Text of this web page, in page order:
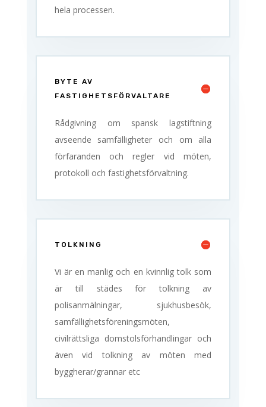
hela processen.
BYTE AV
FASTIGHETSFÖRVALTARE
Rådgivning om spansk lagstiftning
avseende samfälligheter och om alla
förfaranden och regler vid möten,
protokoll och fastighetsförvaltning.
TOLKNING
Vi är en manlig och en kvinnlig tolk som
är till städes för tolkning av
polisanmälningar, sjukhusbesök,
samfällighetsföreningsmöten,
civilrättsliga domstolsförhandlingar och
även vid tolkning av möten med
byggherar/grannar etc